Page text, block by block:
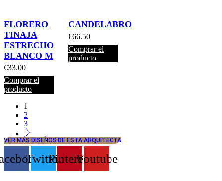
FLORERO
TINAJA
ESTRECHO
BLANCO M
€33.00
Comprar el
producto
CANDELABRO
€66.50
Comprar el
producto
1
2
3
TwitterPinterestYoutube
VER MÁS DISEÑOS DE ESTA ARQUITECTA